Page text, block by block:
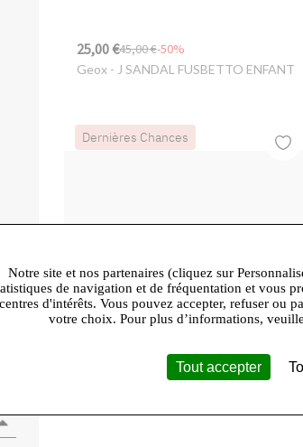
25,00 €45,00 €-50%
Geox - J SANDAL FUSBETTO ENFANT
Dernières Chances
Notre site et nos partenaires (cliquez sur
de navigation et de fréquentation et vous
centres d'intérêts. Vous pouvez accepter, refuser ou
votre choix. Pour plus d’informations,
Tout accepter